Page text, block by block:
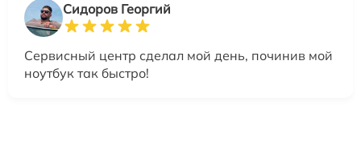
Сидоров Георгий
Сервисный центр сделал мой день, починив мой
ноутбук так быстро!